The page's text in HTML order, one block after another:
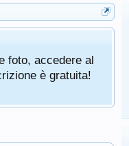
foto, accedere al
è gratuita!